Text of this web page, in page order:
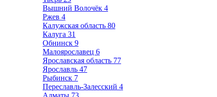
Вышний Волочёк 4
Ржев 4
Калужская область 80
Калуга 31
Обнинск 9
Малоярославец 6
Ярославская область 77
Ярославль 47
Рыбинск 7
Переславль-Залесский 4
Алматы 73